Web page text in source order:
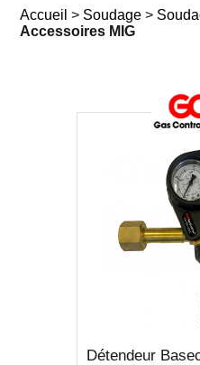
Accueil > Soudage >
Accessoires MIG
Détendeur